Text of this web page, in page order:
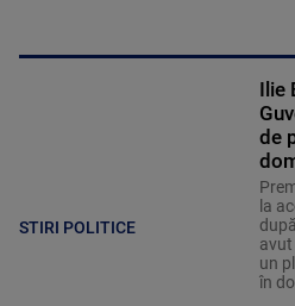
STIRI POLITICE
Ilie
de
la
avut
un
în